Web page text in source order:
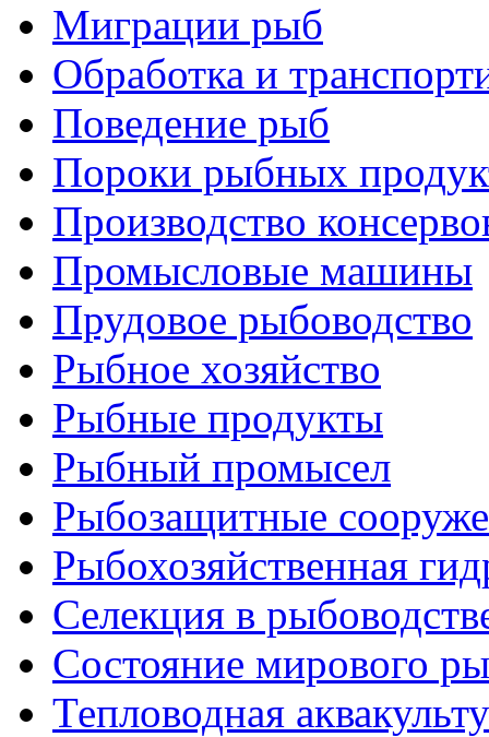
Миграции рыб
Обработка и
Поведение рыб
Пороки рыбных
Производство
Промысловые машины
Прудовое рыбоводство
Рыбное хозяйство
Рыбные продукты
Рыбный промысел
Рыбозащитные
Рыбохозяйственная
Селекция в
Состояние мирового
Тепловодная